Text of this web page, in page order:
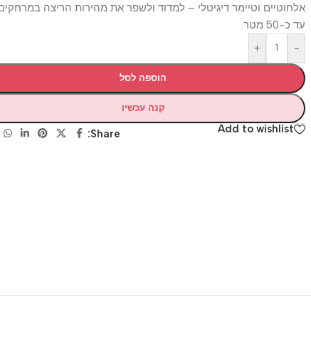
וטיימר דיגיטלי – למדוד ולשפר את מהירות הריצה במרחקים של
מטר.
+
הוספה לסל
קנה עכשיו
Add to wishlist
Share: